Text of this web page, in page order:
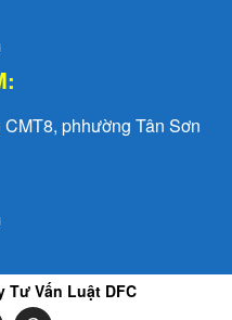
phhường Tân Sơn
Tư Vấn Luật DFC